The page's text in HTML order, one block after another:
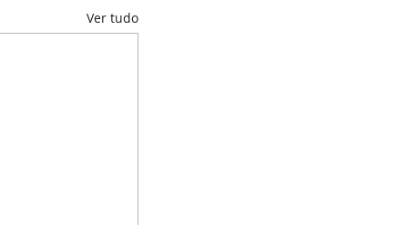
Ver tudo